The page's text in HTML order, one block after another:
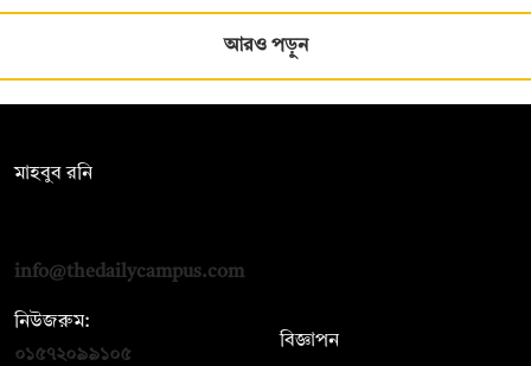
আরও পড়ুন
মাহবুব রনি
info@thedailycampus.com
নিউজরুম:
০১৫৭২০৯৯১০৫
বিজ্ঞাপন